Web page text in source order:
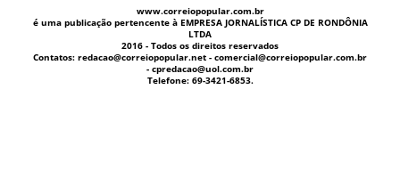
www.correiopopular.com.br
é uma publicação pertencente à EMPRESA JORNALÍSTICA CP DE RONDÔNIA
LTDA
2016 - Todos os direitos reservados
Contatos: redacao@correiopopular.net - comercial@correiopopular.com.br
- cpredacao@uol.com.br
Telefone: 69-3421-6853.